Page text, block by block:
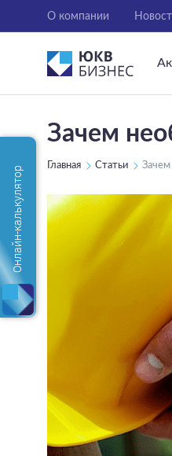
О компании
Зачем
Главная Статьи Зачем
Онлайн-калькулятор